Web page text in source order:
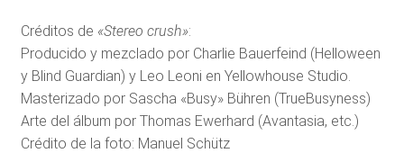
Créditos de «Stereo crush»:
Producido y mezclado por Charlie Bauerfeind (Helloween
y Blind Guardian) y Leo Leoni en Yellowhouse Studio.
Masterizado por Sascha «Busy» Bühren (TrueBusyness)
Arte del álbum por Thomas Ewerhard (Avantasia, etc.)
Crédito de la foto: Manuel Schütz